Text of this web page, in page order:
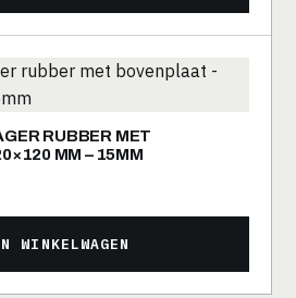
RUBBER MET
MM – 15MM
WINKELWAGEN